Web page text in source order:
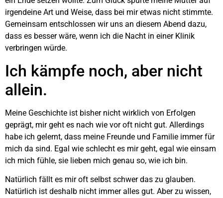
irgendeine Art und Weise, dass bei mir etwas nicht stimmte.
Gemeinsam entschlossen wir uns an diesem Abend dazu,
dass es besser wäre, wenn ich die Nacht in einer Klinik
verbringen würde.
Ich kämpfe noch, aber nicht
allein.
Meine Geschichte ist bisher nicht wirklich von Erfolgen
geprägt, mir geht es nach wie vor oft nicht gut. Allerdings
habe ich gelernt, dass meine Freunde und Familie immer für
mich da sind. Egal wie schlecht es mir geht, egal wie einsam
ich mich fühle, sie lieben mich genau so, wie ich bin.
Natürlich fällt es mir oft selbst schwer das zu glauben.
Natürlich ist deshalb nicht immer alles gut. Aber zu wissen,